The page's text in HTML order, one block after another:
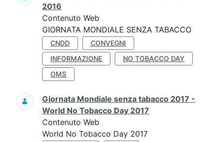
2016
Contenuto Web
GIORNATA MONDIALE SENZA TABACCO
CNDD
CONVEGNI
INFORMAZIONE
NO TOBACCO DAY
OMS
Giornata Mondiale senza tabacco 2017 -
World No Tobacco Day 2017
Contenuto Web
World No Tobacco Day 2017